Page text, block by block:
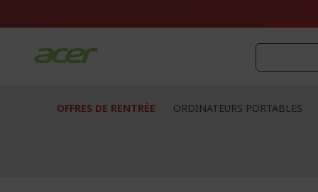
OFFRES DE RENTRÉE ORDINATEURS PORTABLES